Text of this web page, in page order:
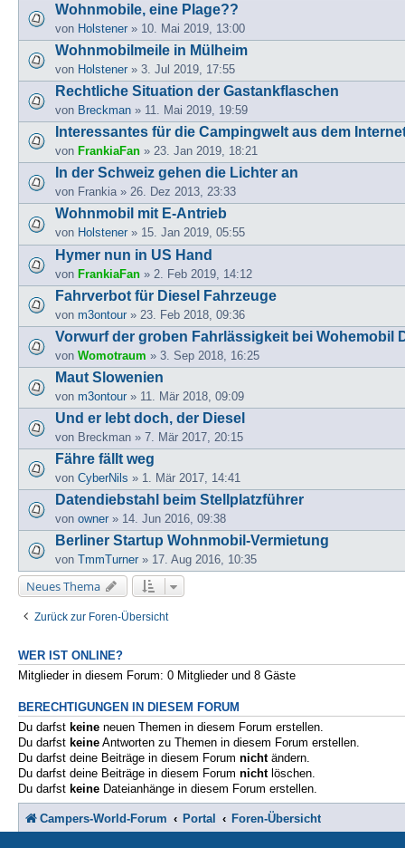
Wohnmobile, eine Plage??
von Holstener » 10. Mai 2019, 13:00
Wohnmobilmeile in Mülheim
von Holstener » 3. Jul 2019, 17:55
Rechtliche Situation der Gastankflaschen
von Breckman » 11. Mai 2019, 19:59
Interessantes für die Campingwelt aus dem
von FrankiaFan » 23. Jan 2019, 18:21
In der Schweiz gehen die Lichter an
von Frankia» 26. Dez 2013, 23:33
Wohnmobil mit E-Antrieb
von Holstener » 15. Jan 2019, 05:55
Hymer nun in US Hand
von FrankiaFan » 2. Feb 2019, 14:12
Fahrverbot für Diesel Fahrzeuge
von m3ontour » 23. Feb 2018, 09:36
Vorwurf der groben Fahrlässigkeit bei Wohemobil
von Womotraum » 3. Sep 2018, 16:25
Maut Slowenien
von m3ontour » 11. Mär 2018, 09:09
Und er lebt doch, der Diesel
von Breckman » 7. Mär 2017, 20:15
Fähre fällt weg
von CyberNils » 1. Mär 2017, 14:41
Datendiebstahl beim Stellplatzführer
von owner » 14. Jun 2016, 09:38
Berliner Startup Wohnmobil-Vermietung
von TmmTurner » 17. Aug 2016, 10:35
Neues Thema
Zurück zur Foren-Übersicht
WER IST ONLINE?
Mitglieder in diesem Forum: 0 Mitglieder und 8 Gäste
BERECHTIGUNGEN IN DIESEM FORUM
Du darfst keine neuen Themen in diesem Forum erstellen.
Du darfst keine Antworten zu Themen in diesem Forum erstellen.
Du darfst deine Beiträge in diesem Forum nichtändern.
Du darfst deine Beiträge in diesem Forum nichtlöschen.
Du darfst keine Dateianhänge in diesem Forum erstellen.
Campers-World-Forum Portal Foren-Übersicht